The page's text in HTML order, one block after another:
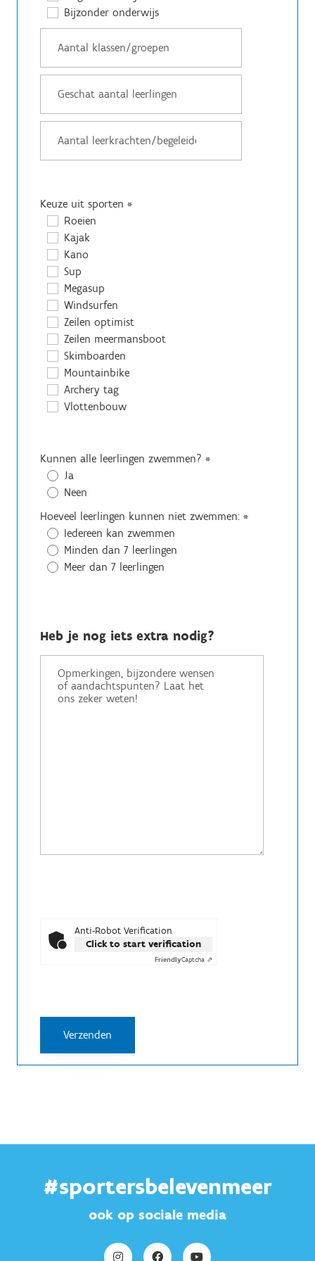
Bijzonder onderwijs
Keuze uit sporten *
Roeien
Kajak
Kano
Sup
Megasup
Windsurfen
Zeilen optimist
Zeilen meermansboot
Skimboarden
Mountainbike
Archery tag
Vlottenbouw
Kunnen alle leerlingen zwemmen? *
Ja
Neen
Hoeveel leerlingen kunnen niet zwemmen: *
Iedereen kan zwemmen
Minden dan 7 leerlingen
Meer dan 7 leerlingen
Heb je nog iets extra nodig?
Anti-Robot Verification
Click to start verification
FriendlyCaptcha ⇗
#sportersbelevenmeer
ook op sociale media